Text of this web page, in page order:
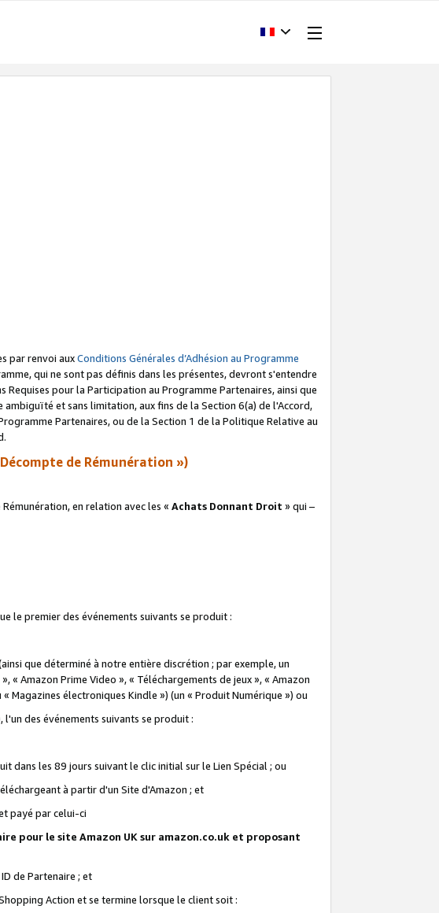
par renvoi auxConditions Générales d’Adhésion au Programme
qui ne sont pas définis dans les présentes, devront s'entendre
pour la Participation au Programme Partenaires, ainsi que
et sans limitation, aux fins de la Section 6(a) de l'Accord,
Partenaires, ou de la Section 1 de la Politique Relative au
de Rémunération »)
en relation avec les « Achats Donnant Droit » qui –
le premier des événements suivants se produit :
que déterminé à notre entière discrétion ; par exemple, un
« Amazon Prime Video », « Téléchargements de jeux », « Amazon
Magazines électroniques Kindle ») (un « Produit Numérique ») ou
l'un des événements suivants se produit :
les 89 jours suivant le clic initial sur le Lien Spécial ; ou
à partir d'un Site d'Amazon ; et
payé par celui-ci
pour le site Amazon UK sur amazon.co.uk et proposant
de Partenaire ; et
Action et se termine lorsque le client soit :